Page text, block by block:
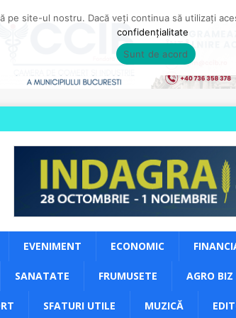
EVENIMENT ECONOMIC
SANATATE FRUMUSETE AGRO BIZ
SFATURI UTILE MUZICĂ
pe site-ul nostru. Dacă veți continua să utilizați
confidențialitate
Sunt de acord